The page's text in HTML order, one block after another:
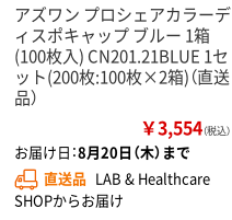
アズワン プロシェアカラーデ
ィスポキャップ ブルー 1箱
(100枚入) CN201.21BLUE 1セ
ット(200枚:100枚×2箱)（直送
品）
￥3,554（税込）
お届け日：8月20日（木）まで
直送品 LAB & Healthcare
SHOPからお届け